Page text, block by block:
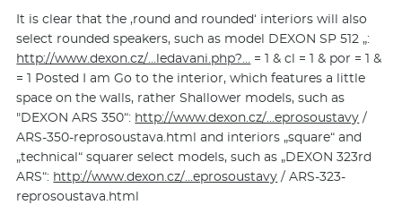
It is clear that the ‚round and rounded‘ interiors will also
select rounded speakers, such as model DEXON SP 512 „:
http://www.dexon.cz/…ledavani.php?… = 1 & cl = 1 & por = 1 &
= 1 Posted I am Go to the interior, which features a little
space on the walls, rather Shallower models, such as
"DEXON ARS 350“: http://www.dexon.cz/…eprosoustavy /
ARS-350-reprosoustava.html and interiors „square“ and
„technical“ squarer select models, such as „DEXON 323rd
ARS“: http://www.dexon.cz/…eprosoustavy / ARS-323-
reprosoustava.html